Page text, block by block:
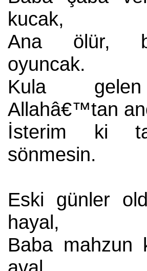
kucak,
Ana ölür,
oyuncak.
Kula
Allahâ€™tan
İsterim ki
sönmesin.
Eski günler
hayal,
Baba mahzun